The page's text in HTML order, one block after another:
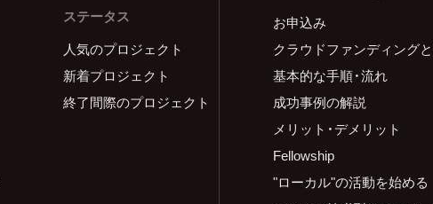
ステータス
人気のプロジェクト
新着プロジェクト
終了間際のプロジェクト
お申込み
クラウドファンディング
基本的な手順・流れ
成功事例の解説
メリット・デメリット
Fellowship
"ローカル"の活動を始める